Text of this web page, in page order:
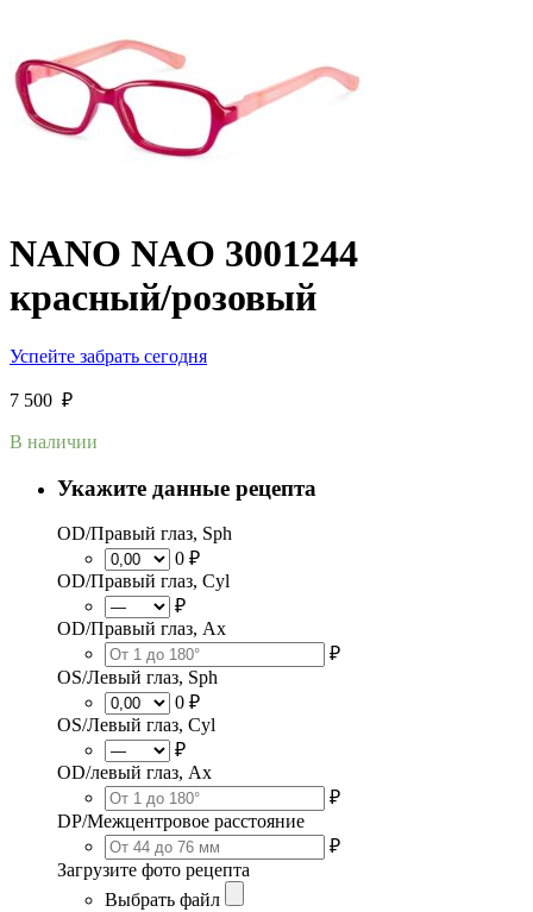
NANO NAO 3001244
красный/розовый
Успейте забрать сегодня
7 500 ₽
В наличии
Укажите данные рецепта
OD/Правый глаз, Sph
0 ₽
OD/Правый глаз, Cyl
₽
OD/Правый глаз, Ax
₽
OS/Левый глаз, Sph
0 ₽
OS/Левый глаз, Cyl
₽
OD/левый глаз, Ax
₽
DP/Межцентровое расстояние
₽
Загрузите фото рецепта
Выбрать файл